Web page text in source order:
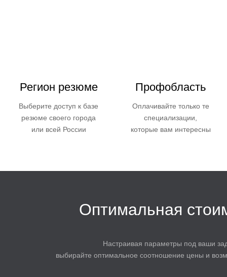
Регион резюме
Выберите доступ к базе
резюме своего города
или всей России
Профобласть
Оплачивайте только те
специализации,
которые вам интересны
Оптимальная
Настраивая параметры под ваши
выбирайте оптимальное соотношение цены и